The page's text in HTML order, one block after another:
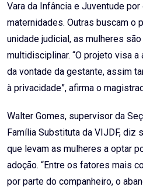
Vara da Infância e Juventude
maternidades. Outras buscam o
unidade judicial, as mulheres
multidisciplinar. “O projeto visa
da vontade da gestante, assim
à privacidade”, afirma o
Walter Gomes, supervisor da
Família Substituta da VIJDF, diz
que levam as mulheres a optar
adoção. “Entre os fatores mais
por parte do companheiro, o